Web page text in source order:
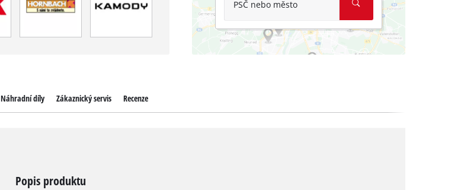
PSČ nebo město
Náhradní díly Zákaznický servis Recenze
Popis produktu